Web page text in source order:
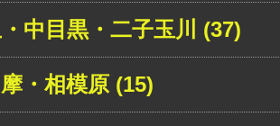
中目黒・二子玉川 (37)
・相模原 (15)